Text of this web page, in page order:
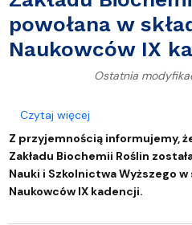
powołana w
Naukowców IX
Ostatnia
Czytaj więcejo Dr Sylwia
Z przyjemnością informujemy,
Zakładu Biochemii Roślin
Nauki i Szkolnictwa Wyższego w
Naukowców IX kadencji.